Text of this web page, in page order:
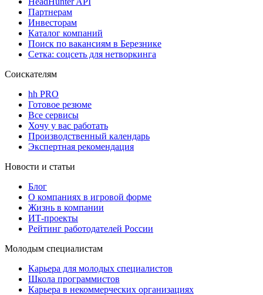
Партнерам
Инвесторам
Каталог компаний
Поиск по вакансиям в Березнике
Сетка: соцсеть для нетворкинга
Соискателям
hh PRO
Готовое резюме
Все сервисы
Хочу у вас работать
Производственный календарь
Экспертная рекомендация
Новости и статьи
Блог
О компаниях в игровой форме
Жизнь в компании
ИТ-проекты
Рейтинг работодателей России
Молодым специалистам
Карьера для молодых специалистов
Школа программистов
Карьера в некоммерческих организациях